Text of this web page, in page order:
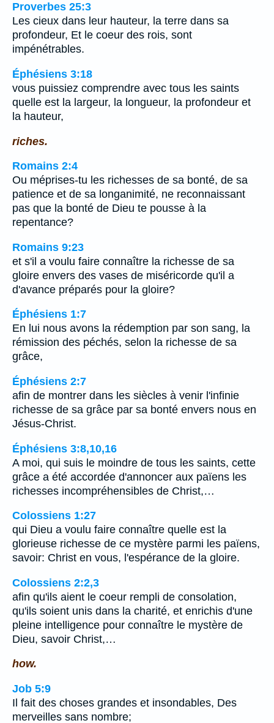
Proverbes 25:3
Les cieux dans leur hauteur, la terre dans sa
profondeur, Et le coeur des rois, sont
impénétrables.
Éphésiens 3:18
vous puissiez comprendre avec tous les saints
quelle est la largeur, la longueur, la profondeur et
la hauteur,
riches.
Romains 2:4
Ou méprises-tu les richesses de sa bonté, de sa
patience et de sa longanimité, ne reconnaissant
pas que la bonté de Dieu te pousse à la
repentance?
Romains 9:23
et s'il a voulu faire connaître la richesse de sa
gloire envers des vases de miséricorde qu'il a
d'avance préparés pour la gloire?
Éphésiens 1:7
En lui nous avons la rédemption par son sang, la
rémission des péchés, selon la richesse de sa
grâce,
Éphésiens 2:7
afin de montrer dans les siècles à venir l'infinie
richesse de sa grâce par sa bonté envers nous en
Jésus-Christ.
Éphésiens 3:8,10,16
A moi, qui suis le moindre de tous les saints, cette
grâce a été accordée d'annoncer aux païens les
richesses incompréhensibles de Christ,…
Colossiens 1:27
qui Dieu a voulu faire connaître quelle est la
glorieuse richesse de ce mystère parmi les païens,
savoir: Christ en vous, l'espérance de la gloire.
Colossiens 2:2,3
afin qu'ils aient le coeur rempli de consolation,
qu'ils soient unis dans la charité, et enrichis d'une
pleine intelligence pour connaître le mystère de
Dieu, savoir Christ,…
how.
Job 5:9
Il fait des choses grandes et insondables, Des
merveilles sans nombre;